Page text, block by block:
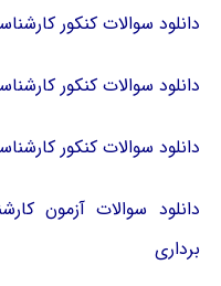
دانلود سوالات کنکور کارشناسی ارشد ۱۴۰۰
دانلود سوالات کنکور کارشناسی ارشد ۹۹
دانلود سوالات کنکور کارشناسی ارشد ۹۸
برداری